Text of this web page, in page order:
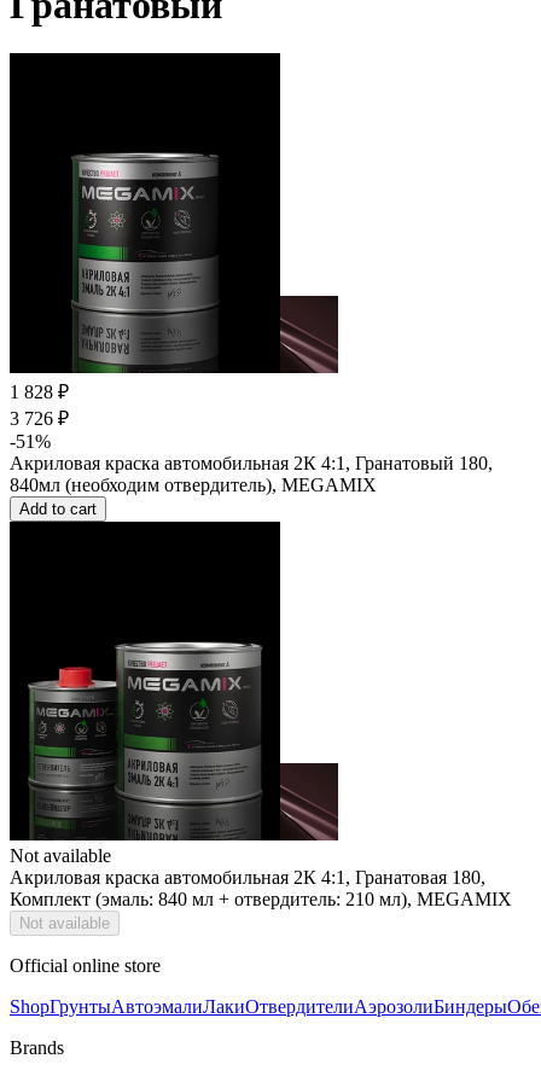
1 828 ₽
3 726 ₽
-51%
Акриловая краска автомобильная 2К 4:1, Гранатовый 180,
840мл (необходим отвердитель), MEGAMIX
Add to cart
Not available
Акриловая краска автомобильная 2К 4:1, Гранатовая 180,
Комплект (эмаль: 840 мл + отвердитель: 210 мл), MEGAMIX
Not available
Official online store
ShopГрунтыАвтоэмалиЛакиОтвердителиАэрозолиБиндеры
Brands